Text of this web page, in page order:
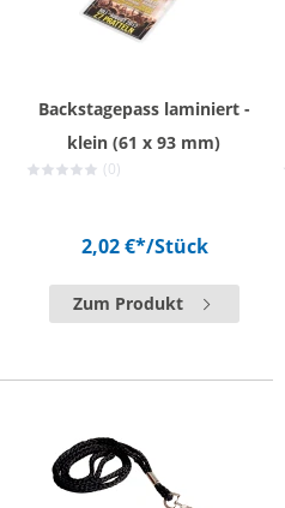
Backstagepass laminiert -
klein (61 x 93 mm)
(0)
2,02 €*/Stück
Zum Produkt